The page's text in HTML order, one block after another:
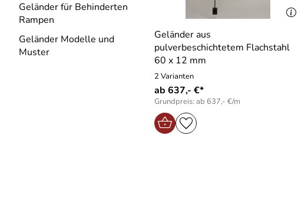
Geländer für Behinderten
Rampen
Geländer Modelle und
Muster
Geländer aus
pulverbeschichtetem Flachstahl
60 x 12 mm
2 Varianten
ab 637,- €*
Grundpreis: ab 637,- €/m